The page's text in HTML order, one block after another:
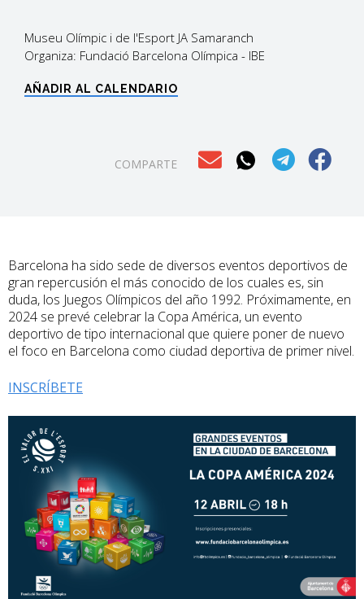
Museu Olímpic i de l'Esport JA Samaranch
Organiza: Fundació Barcelona Olímpica - IBE
AÑADIR AL CALENDARIO
COMPARTE
Barcelona ha sido sede de diversos eventos deportivos de
gran repercusión el más conocido de los cuales es, sin
duda, los Juegos Olímpicos del año 1992. Próximamente, en
2024 se prevé celebrar la Copa América, un evento
deportivo de tipo internacional que quiere poner de nuevo
el foco en Barcelona como ciudad deportiva de primer nivel.
INSCRÍBETE